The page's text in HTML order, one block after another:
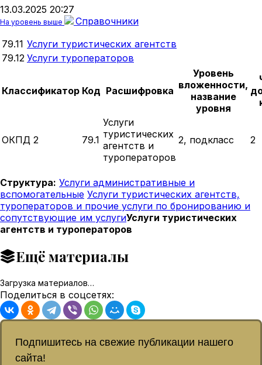
13.03.2025 20:27
На уровень выше
Справочники
79.11 Услуги туристических агентств
79.12 Услуги туроператоров
Классификатор Код Расшифровка
Уровень
вложенности,
название
уровня
ОКПД 2 79.1
Услуги
туристических
агентств и
туроператоров
2, подкласс 2
Структура: Услуги административные и
вспомогательные Услуги туристических агентств,
туроператоров и прочие услуги по бронированию и
сопутствующие им услугиУслуги туристических
агентств и туроператоров
Ещё материалы
Загрузка материалов…
Поделиться в соцсетях:
Подпишитесь на свежие публикации нашего
сайта!